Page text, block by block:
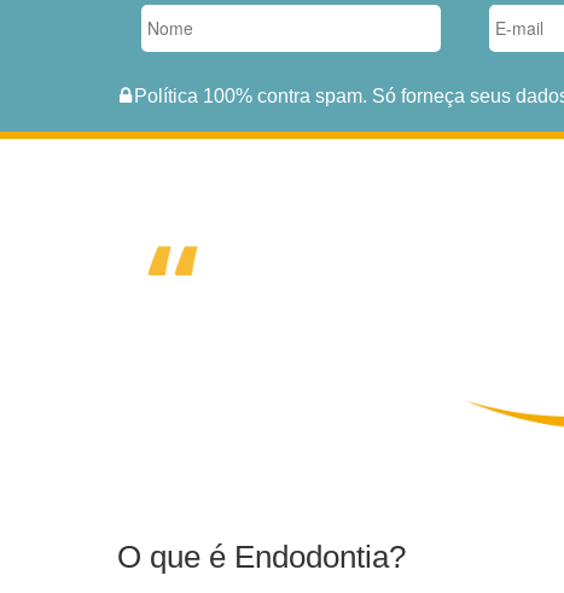
Política 100% contra spam. Só forneça seus
O que é Endodontia?